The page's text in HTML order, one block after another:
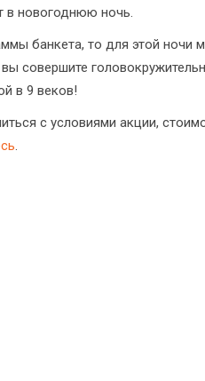
в новогоднюю ночь.
банкета, то для этой
совершите
в 9 веков!
с условиями акции,
.